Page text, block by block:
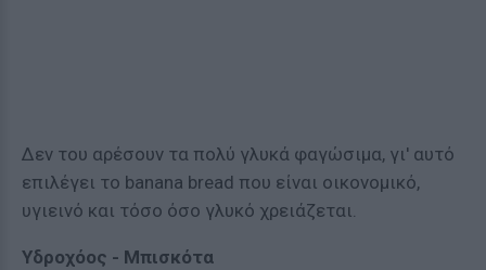
Δεν του αρέσουν τα πολύ γλυκά φαγώσιμα, γι' αυτό
επιλέγει το banana bread που είναι οικονομικό,
υγιεινό και τόσο όσο γλυκό χρειάζεται.
Υδροχόος - Μπισκότα